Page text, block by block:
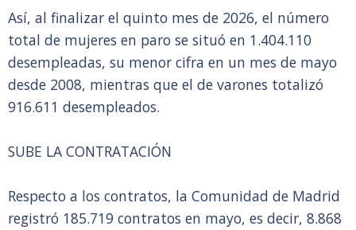
Así, al finalizar el quinto mes de 2026, el número
total de mujeres en paro se situó en 1.404.110
desempleadas, su menor cifra en un mes de mayo
desde 2008, mientras que el de varones totalizó
916.611 desempleados.
SUBE LA CONTRATACIÓN
Respecto a los contratos, la Comunidad de Madrid
registró 185.719 contratos en mayo, es decir, 8.868